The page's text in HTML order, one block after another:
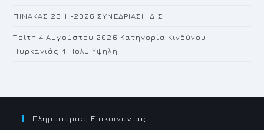
ΠΙΝΑΚΑΣ 23H -2026 ΣΥΝΕΔΡΙΑΣΗ Δ.Σ
Τρίτη 4 Αυγούστου 2026 Κατηγορία Κινδύνου
Πυρκαγιάς 4 Πολύ Υψηλή
Πληροφοριες Επικοινωνιας